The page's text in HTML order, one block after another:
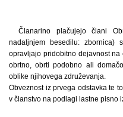
Članarino plačujejo člani
nadaljnjem besedilu: zbornica)
opravljajo pridobitno dejavnost
obrtno, obrti podobno ali
oblike njihovega združevanja.
Obveznost iz prvega odstavka te
v članstvo na podlagi lastne pisno